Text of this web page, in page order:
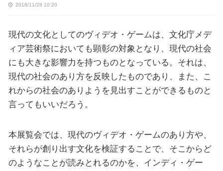
2018/11/28 10:20
現代の文化としてのヴィデオ・ゲームは、文化庁メデ
ィア芸術祭においても顕彰の対象となり、現代の社会
にも大きな影響力を持つものとなっている。それは、
現代の社会のあり方を反映したものであり、また、こ
れからの社会のありようを見出すことができるものと
言ってもいいだろう。
本展覧会では、現代のヴィデオ・ゲームのあり方や、
それらが創り出す文化を検証することで、そこからど
のようなことが読みとれるのかを、インディ・ゲー